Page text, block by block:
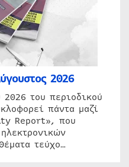
2026
του περιοδικού
πάντα μαζί
Report», που
τεύχο…